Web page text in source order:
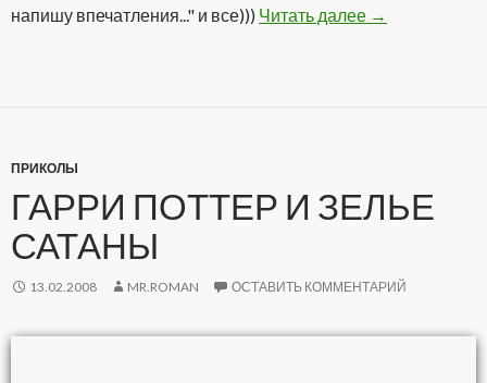
напишу впечатления..." и все))) Читать далее Решил
→
ПРИКОЛЫ
ГАРРИ ПОТТЕР И ЗЕЛЬЕ
САТАНЫ
13.02.2008 MR.ROMAN ОСТАВИТЬ КОММЕНТАРИЙ